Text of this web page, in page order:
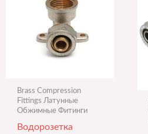
Brass Compression
Fittings Латунные
Обжимные Фитинги
Водорозетка